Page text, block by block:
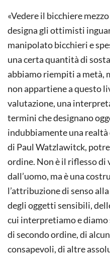
«Vedere il bicchiere
designa gli ottimisti
manipolato bicchieri e
una certa quantità di
abbiamo riempiti a metà,
non appartiene a questo
valutazione, una
termini che designano
indubbiamente una realtà
di Paul Watzlawitck,
ordine. Non è il riflesso
dall’uomo, ma è una
l’attribuzione di senso
degli oggetti sensibili,
cui interpretiamo e diamo
di secondo ordine, di
consapevoli, di altre